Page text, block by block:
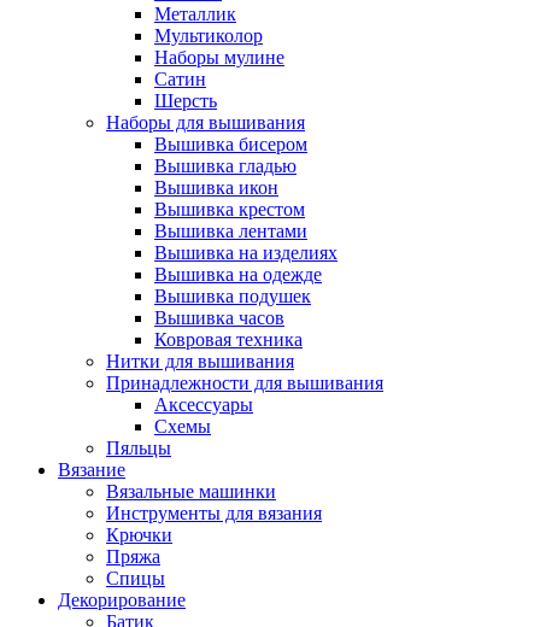
Металлик
Мультиколор
Наборы мулине
Сатин
Шерсть
Наборы для вышивания
Вышивка бисером
Вышивка гладью
Вышивка икон
Вышивка крестом
Вышивка лентами
Вышивка на изделиях
Вышивка на одежде
Вышивка подушек
Вышивка часов
Ковровая техника
Нитки для вышивания
Принадлежности для вышивания
Аксессуары
Схемы
Пяльцы
Вязание
Вязальные машинки
Инструменты для вязания
Крючки
Пряжа
Спицы
Декорирование
Батик